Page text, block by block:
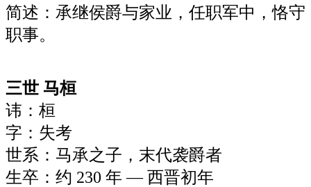
简述：承继侯爵与家业，任职军中，恪守
职事。
三世 马桓
讳：桓
字：失考
世系：马承之子，末代袭爵者
生卒：约 230 年 — 西晋初年